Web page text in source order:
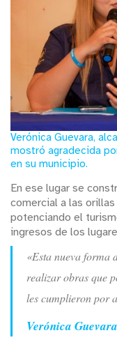
Verónica Guevara,
mostró agradecida
en su municipio.
En ese lugar se
comercial a las
potenciando el
ingresos de los
«Esta nueva forma
realizar obras que
les cumplieron por
Verónica